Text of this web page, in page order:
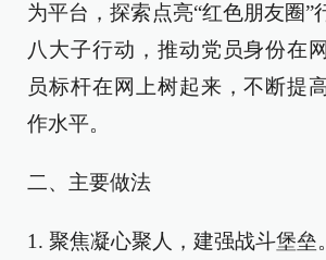
为平台，探索点亮“红色朋友圈”
八大子行动，推动党员身份在
员标杆在网上树起来，不断提
作水平。
二、主要做法
1. 聚焦凝心聚人，建强战斗堡垒。